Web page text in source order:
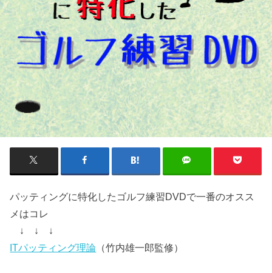
パッティングに特化したゴルフ練習DVDで一番のオスス
メはコレ
↓ ↓ ↓
ITパッティング理論 （竹内雄一郎監修）